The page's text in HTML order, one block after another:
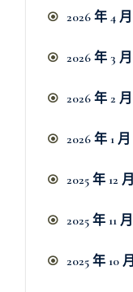
2026 年 4 月
2026 年 3 月
2026 年 2 月
2026 年 1 月
2025 年 12 月
2025 年 11 月
2025 年 10 月